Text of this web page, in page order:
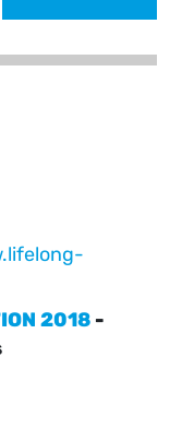
2018 -